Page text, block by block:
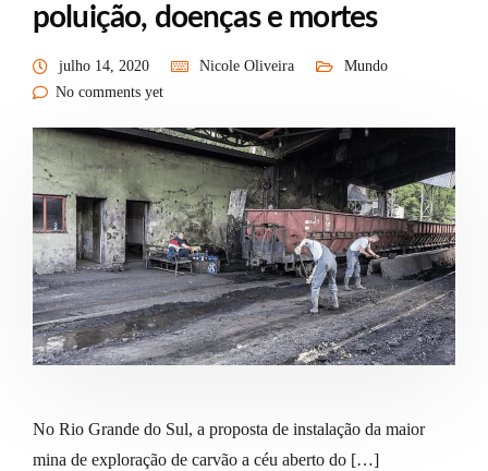
poluição, doenças e mortes
julho 14, 2020 Nicole Oliveira
Mundo
No comments yet
No Rio Grande do Sul, a proposta de instalação da maior
mina de exploração de carvão a céu aberto do […]